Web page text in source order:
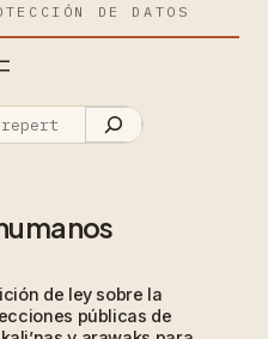
DE DATOS
de ley sobre la
públicas de